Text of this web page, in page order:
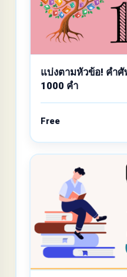
แบ่งตามหัวข้อ! คำ
1000 คำ
Free